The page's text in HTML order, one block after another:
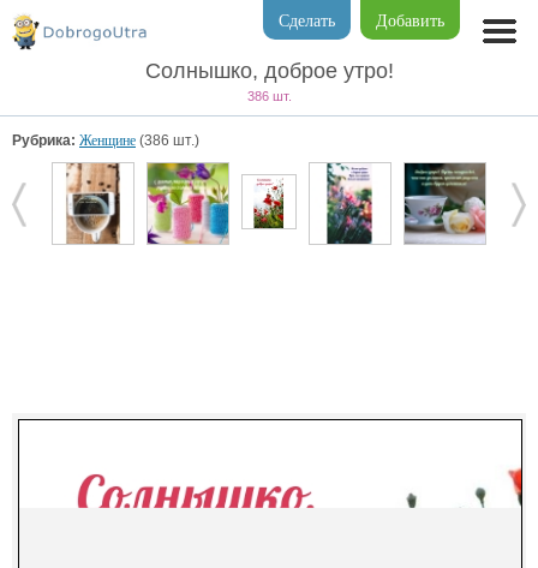
Добавить
Сделать
Солнышко, доброе утро!
386 шт.
Рубрика: Женщине (386 шт.)